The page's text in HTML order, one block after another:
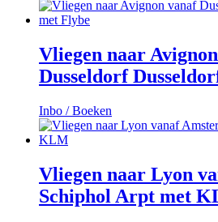
Vliegen naar
Dusseldorf
Inbo / Boeken
Vliegen naar Lyon
Schiphol Arpt met